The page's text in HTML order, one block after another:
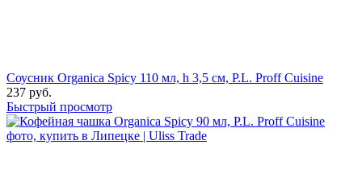
Соусник Organica Spicy 110 мл, h 3,5 см, P.L. Proff Cuisine
237 руб.
Быстрый просмотр